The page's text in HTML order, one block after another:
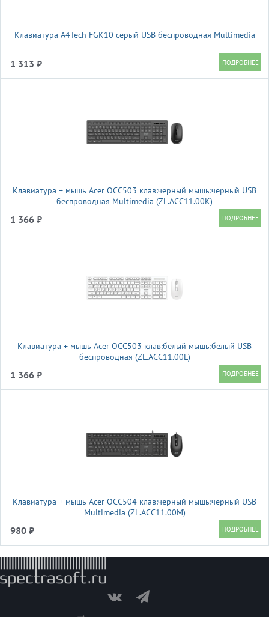
Клавиатура A4Tech FGK10 серый USB беспроводная Multimedia
1 313 ₽
Клавиатура + мышь Acer OCC503 клав:черный мышь:черный USB
беспроводная Multimedia (ZL.ACC11.00K)
1 366 ₽
Клавиатура + мышь Acer OCC503 клав:белый мышь:белый USB
беспроводная (ZL.ACC11.00L)
1 366 ₽
Клавиатура + мышь Acer OCC504 клав:черный мышь:черный USB
Multimedia (ZL.ACC11.00M)
980 ₽